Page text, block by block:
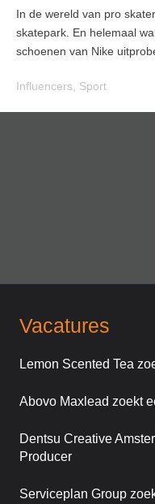
In de wereld van pro
skatepark. En helemaal
schoenen van Nike
Influencers Sport
Vacatures
Lemon Scented Tea
Abovo Maxlead zoekt
Dentsu Creative
Producer
Serviceplan Group